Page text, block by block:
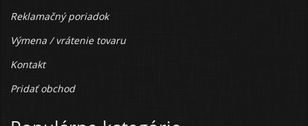
Reklamačný poriadok
Výmena / vrátenie tovaru
Kontakt
Pridať obchod